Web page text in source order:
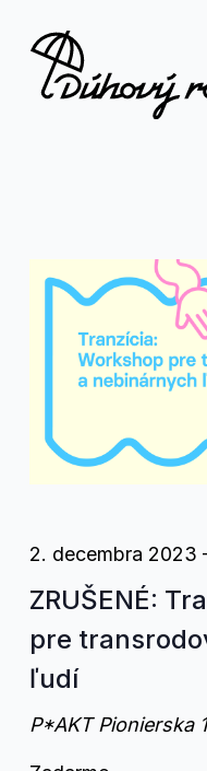
2. decembra 2023
ZRUŠENÉ:
pre
ľudí
P*AKTPionierska